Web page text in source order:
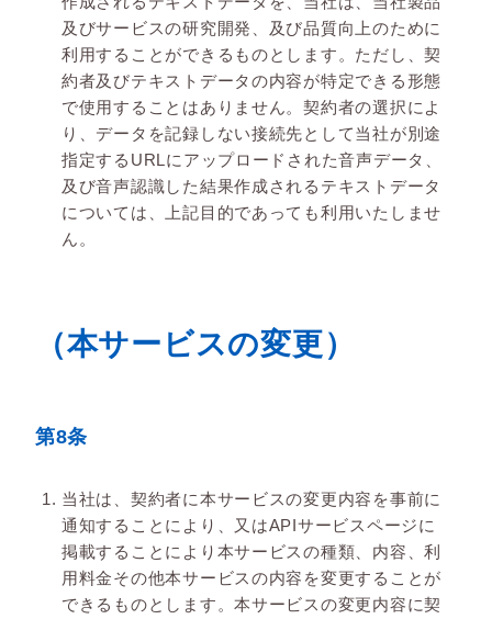
及びサービスの研究開発、及び品質向上のために
利用することができるものとします。ただし、契
約者及びテキストデータの内容が特定できる形態
で使用することはありません。契約者の選択によ
り、データを記録しない接続先として当社が別途
指定するURLにアップロードされた音声データ、
及び音声認識した結果作成されるテキストデータ
については、上記目的であっても利用いたしませ
ん。
（本サービスの変更）
第8条
当社は、契約者に本サービスの変更内容を事前に
通知することにより、又はAPIサービスページに
掲載することにより本サービスの種類、内容、利
用料金その他本サービスの内容を変更することが
できるものとします。本サービスの変更内容に契